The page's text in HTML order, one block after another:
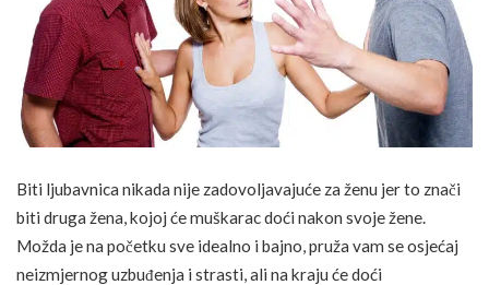
Biti ljubavnica nikada nije zadovoljavajuće za ženu jer to znači
biti druga žena, kojoj će muškarac doći nakon svoje žene.
Možda je na početku sve idealno i bajno, pruža vam se osjećaj
neizmjernog uzbuđenja i strasti, ali na kraju će doći